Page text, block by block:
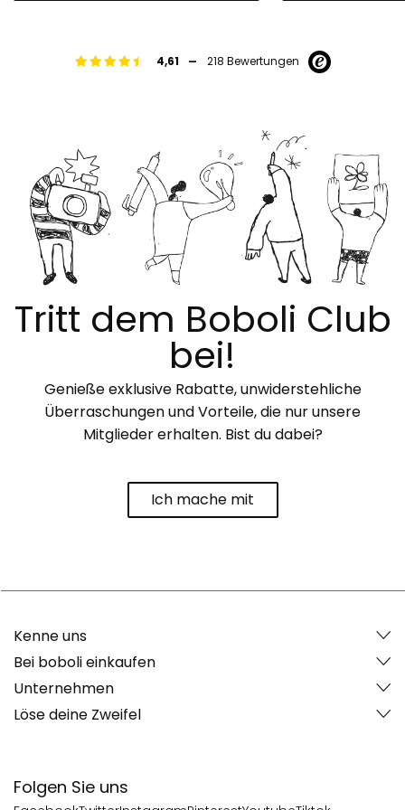
4,61 - 218 Bewertungen
Tritt dem Boboli Club
bei!
Genieße exklusive Rabatte, unwiderstehliche
Überraschungen und Vorteile, die nur unsere
Mitglieder erhalten. Bist du dabei?
Ich mache mit
Folgen Sie uns
Kenne uns
Bei boboli einkaufen
Unternehmen
Löse deine Zweifel